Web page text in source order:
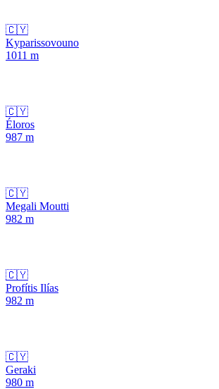
🇨🇾
Kyparissovouno
1011 m
🇨🇾
Éloros
987 m
🇨🇾
Megali Moutti
982 m
🇨🇾
Profítis Ilías
982 m
🇨🇾
Geraki
980 m